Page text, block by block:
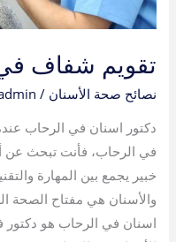
تقويم شفاف
نصائح صحة الأسنان /
دكتور اسنان في الرحاب
في الرحاب، فأنت تبحث
خبير يجمع بين المهارة
والأسنان هي مفتاح الصحة
اسنان في الرحاب هو